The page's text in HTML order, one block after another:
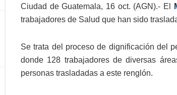
Ciudad de Guatemala, 16 oct. (AGN).- El
trabajadores de Salud que han sido
Se trata del proceso de dignificación del
donde 128 trabajadores de diversas
personas trasladadas a este renglón.